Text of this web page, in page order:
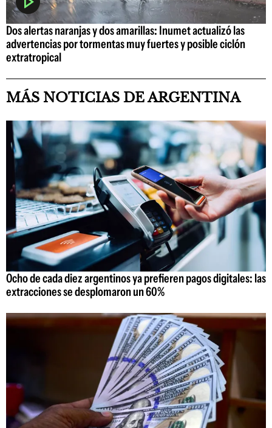
Dos alertas naranjas y dos amarillas: Inumet actualizó las
advertencias por tormentas muy fuertes y posible ciclón
extratropical
MÁS NOTICIAS DE ARGENTINA
Ocho de cada diez argentinos ya prefieren pagos digitales: las
extracciones se desplomaron un 60%